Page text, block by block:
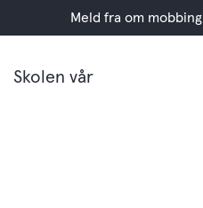
Meld fra om mobbing
Skolen vår